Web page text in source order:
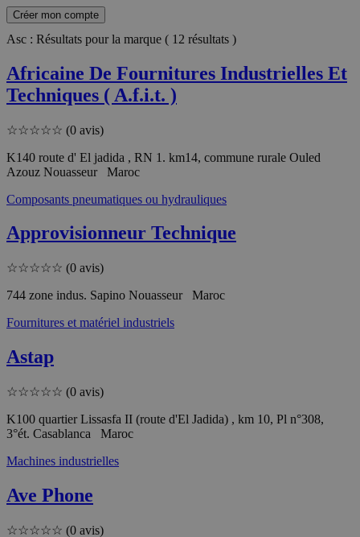
Créer mon compte
Asc : Résultats pour la marque ( 12 résultats )
Africaine De Fournitures Industrielles Et
Techniques ( A.f.i.t. )
☆☆☆☆☆ (0 avis)
K140 route d' El jadida , RN 1. km14, commune rurale Ouled
Azouz Nouasseur Maroc
Composants pneumatiques ou hydrauliques
Approvisionneur Technique
☆☆☆☆☆ (0 avis)
744 zone indus. Sapino Nouasseur Maroc
Fournitures et matériel industriels
Astap
☆☆☆☆☆ (0 avis)
K100 quartier Lissasfa II (route d'El Jadida) , km 10, Pl n°308,
3°ét. Casablanca Maroc
Machines industrielles
Ave Phone
☆☆☆☆☆ (0 avis)